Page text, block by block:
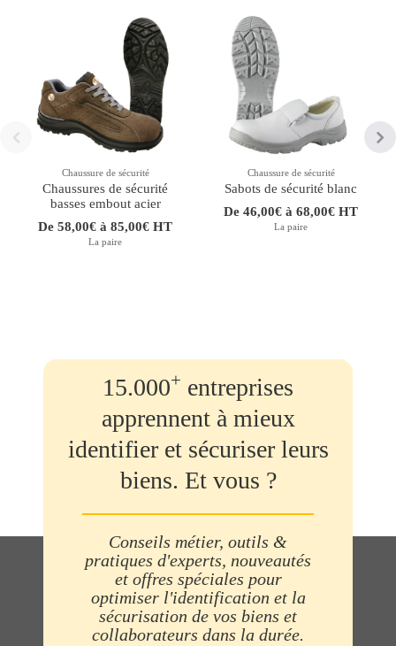
Chaussure de sécurité
Chaussures de sécurité
basses embout acier
De 58,00€ à 85,00€ HT
La paire
Chaussure de sécurité
Sabots de sécurité blanc
De 46,00€ à 68,00€ HT
La paire
15.000+ entreprises
apprennent à mieux
identifier et sécuriser leurs
biens. Et vous ?
Conseils métier, outils &
pratiques d'experts, nouveautés
et offres spéciales pour
optimiser l'identification et la
sécurisation de vos biens et
collaborateurs dans la durée.